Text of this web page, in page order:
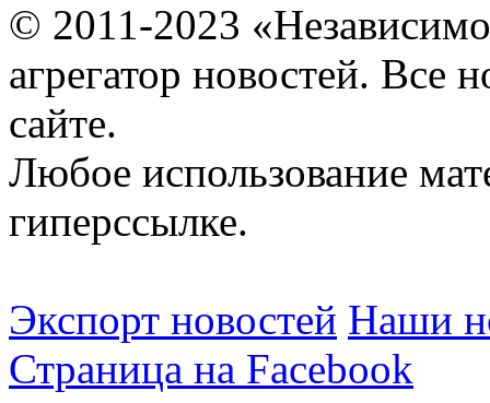
© 2011-2023
агрегатор новостей. Все
сайте.
Любое использование
гиперссылке.
Экспорт новостей Наши
Страница на Facebook